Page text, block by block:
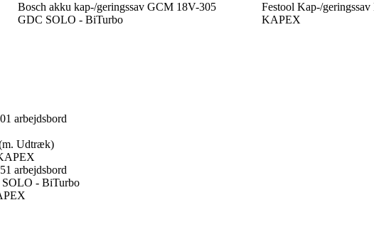
Bosch akku kap-/geringssav GCM 18V-305
GDC SOLO - BiTurbo
Festool Kap-/
KAPEX
arbejdsbord
Udtræk)
arbejdsbord
SOLO - BiTurbo